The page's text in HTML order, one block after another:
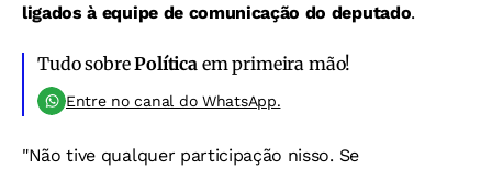
ligados à equipe de comunicação do deputado.
Tudo sobrePolítica em primeira mão!
Entre no canal do WhatsApp.
"Não tive qualquer participação nisso. Se